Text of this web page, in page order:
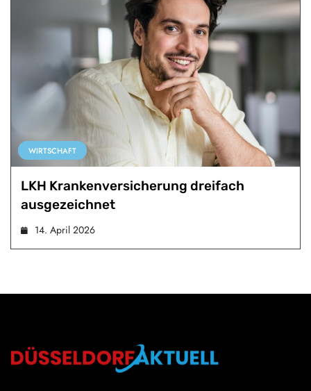
WIRTSCHAFT
LKH Krankenversicherung dreifach
ausgezeichnet
14. April 2026